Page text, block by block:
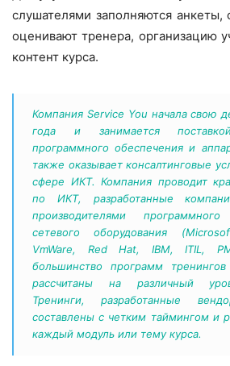
слушателями заполняются
оценивают тренера, организацию
контент курса.
Компания Service You начала свою
года и занимается
программного обеспечения и
также оказывает консалтинговые
сфере ИКТ. Компания проводит
по ИКТ, разработанные
производителями
сетевого оборудования
VmWare, Red Hat, IBM, ITIL,
большинство программ
рассчитаны на различный
Тренинги, разработанные
составлены с четким таймингом и
каждый модуль или тему курса.